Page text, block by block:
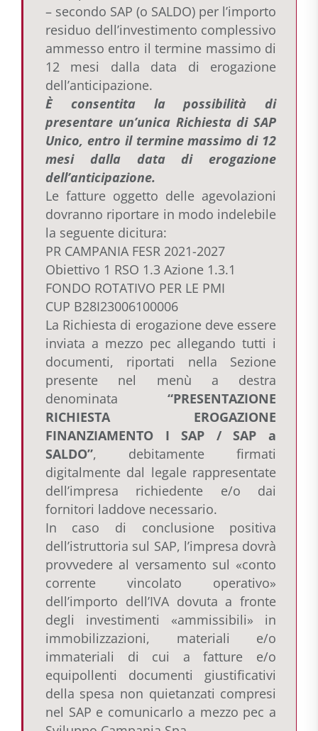
– secondo SAP (o SALDO) per l’importo
residuo dell’investimento complessivo
ammesso entro il termine massimo di
12 mesi dalla data di erogazione
dell’anticipazione.
È consentita la possibilità di
presentare un’unica Richiesta di SAP
Unico, entro il termine massimo di 12
mesi dalla data di erogazione
dell’anticipazione.
Le fatture oggetto delle agevolazioni
dovranno riportare in modo indelebile
la seguente dicitura:
PR CAMPANIA FESR 2021-2027
Obiettivo 1 RSO 1.3 Azione 1.3.1
FONDO ROTATIVO PER LE PMI
CUP B28I23006100006
La Richiesta di erogazione deve essere
inviata a mezzo pec allegando tutti i
documenti, riportati nella Sezione
presente nel menù a destra
denominata“PRESENTAZIONE
RICHIESTA EROGAZIONE
FINANZIAMENTO I SAP / SAP a
SALDO”, debitamente firmati
digitalmente dal legale rappresentate
dell’impresa richiedente e/o dai
fornitori laddove necessario.
In caso di conclusione positiva
dell’istruttoria sul SAP, l’impresa dovrà
provvedere al versamento sul «conto
corrente vincolato operativo»
dell’importo dell’IVA dovuta a fronte
degli investimenti «ammissibili» in
immobilizzazioni, materiali e/o
immateriali di cui a fatture e/o
equipollenti documenti giustificativi
della spesa non quietanzati compresi
nel SAP e comunicarlo a mezzo pec a